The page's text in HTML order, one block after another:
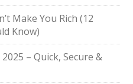
Make You Rich (12
Know)
– Quick, Secure &